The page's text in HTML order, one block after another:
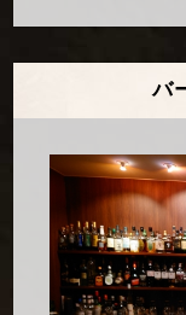
バ